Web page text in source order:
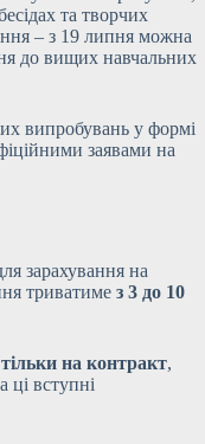
та творчих
– з 19 липня можна
до вищих навчальних
випробувань у формі
заявами на
зарахування на
триватиме з 3 до 10
тільки на контракт,
ці вступні